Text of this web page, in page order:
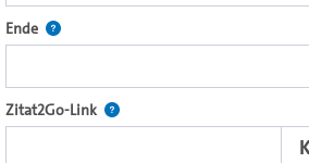
Videoplayer einzubetten.
die komplette Serie mit dem Lecture2Go-
Ende Definiert den Endpunkt für Zitat2Go.
Zitat2Go-Link Nach der Auswahl eines Start-